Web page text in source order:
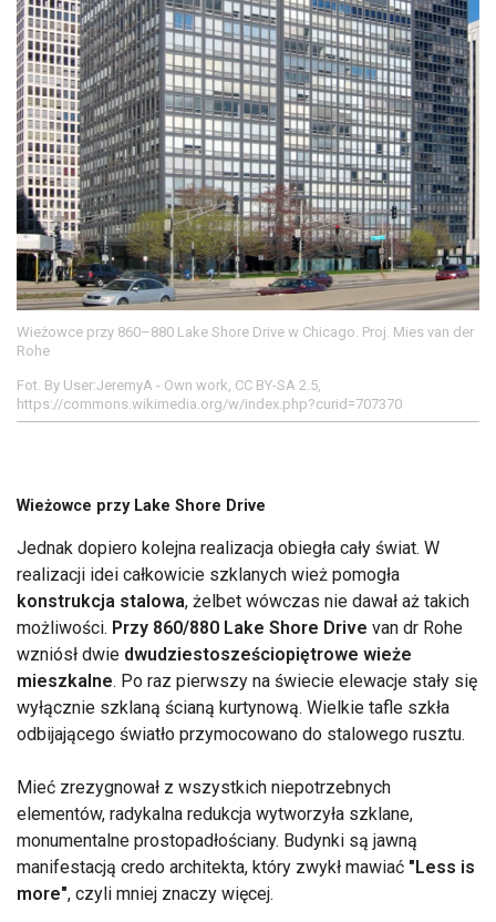
Wieżowce przy 860–880 Lake Shore Drive w Chicago. Proj. Mies van der
Rohe
Fot. By User:JeremyA - Own work, CC BY-SA 2.5,
https://commons.wikimedia.org/w/index.php?curid=707370
Wieżowce przy Lake Shore Drive
Jednak dopiero kolejna realizacja obiegła cały świat. W
realizacji idei całkowicie szklanych wież pomogła
konstrukcja stalowa, żelbet wówczas nie dawał aż takich
możliwości. Przy 860/880 Lake Shore Drive van dr Rohe
wzniósł dwie dwudziestosześciopiętrowe wieże
mieszkalne. Po raz pierwszy na świecie elewacje stały się
wyłącznie szklaną ścianą kurtynową. Wielkie tafle szkła
odbijającego światło przymocowano do stalowego rusztu.
Mieć zrezygnował z wszystkich niepotrzebnych
elementów, radykalna redukcja wytworzyła szklane,
monumentalne prostopadłościany. Budynki są jawną
manifestacją credo architekta, który zwykł mawiać "Less is
more", czyli mniej znaczy więcej.